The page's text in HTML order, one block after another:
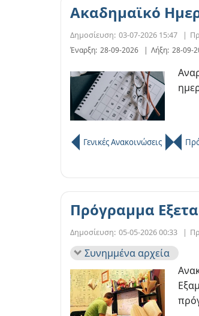
Ακαδημαϊκό
Δημοσίευση: 03-07-2026 15:47 |
Έναρξη: 28-09-2026 | Λήξη: 28-09-
Γενικές Ανακοινώσεις
Πρόγραμμα
Δημοσίευση: 05-05-2026 00:33 |
Συνημμένα αρχεία